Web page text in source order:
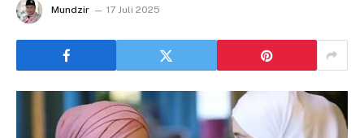
Mundzir 17 Juli 2025